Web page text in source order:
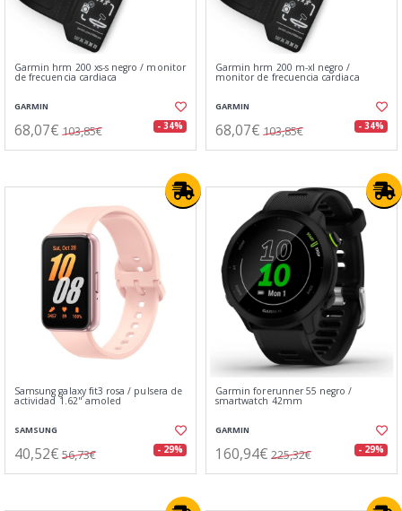
Garmin hrm 200 xs-s negro / monitor
de frecuencia cardiaca
GARMIN
68,07€ 103,85€ - 34%
Garmin hrm 200 m-xl negro /
monitor de frecuencia cardiaca
GARMIN
68,07€ 103,85€ - 34%
Samsung galaxy fit3 rosa / pulsera de
actividad 1.62" amoled
SAMSUNG
40,52€ 56,73€ - 29%
Garmin forerunner 55 negro /
smartwatch 42mm
GARMIN
160,94€ 225,32€ - 29%